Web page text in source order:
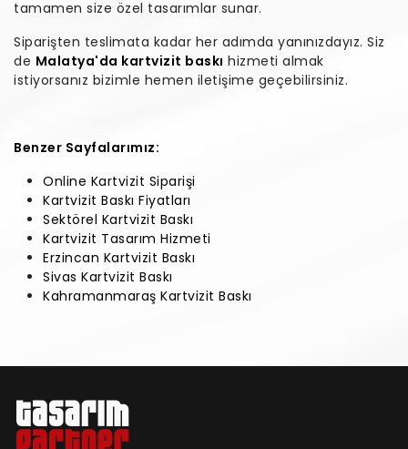
tamamen size özel tasarımlar sunar.
Siparişten teslimata kadar her adımda yanınızdayız. Siz
de Malatya'da kartvizit baskı hizmeti almak
istiyorsanız bizimle hemen iletişime geçebilirsiniz.
Benzer Sayfalarımız:
Online Kartvizit Siparişi
Kartvizit Baskı Fiyatları
Sektörel Kartvizit Baskı
Kartvizit Tasarım Hizmeti
Erzincan Kartvizit Baskı
Sivas Kartvizit Baskı
Kahramanmaraş Kartvizit Baskı